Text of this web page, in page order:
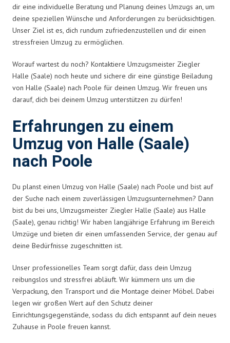
dir eine individuelle Beratung und Planung deines Umzugs an, um
deine speziellen Wünsche und Anforderungen zu berücksichtigen.
Unser Ziel ist es, dich rundum zufriedenzustellen und dir einen
stressfreien Umzug zu ermöglichen.
Worauf wartest du noch? Kontaktiere Umzugsmeister Ziegler
Halle (Saale) noch heute und sichere dir eine günstige Beiladung
von Halle (Saale) nach Poole für deinen Umzug. Wir freuen uns
darauf, dich bei deinem Umzug unterstützen zu dürfen!
Erfahrungen zu einem
Umzug von Halle (Saale)
nach Poole
Du planst einen Umzug von Halle (Saale) nach Poole und bist auf
der Suche nach einem zuverlässigen Umzugsunternehmen? Dann
bist du bei uns, Umzugsmeister Ziegler Halle (Saale) aus Halle
(Saale), genau richtig! Wir haben langjährige Erfahrung im Bereich
Umzüge und bieten dir einen umfassenden Service, der genau auf
deine Bedürfnisse zugeschnitten ist.
Unser professionelles Team sorgt dafür, dass dein Umzug
reibungslos und stressfrei abläuft. Wir kümmern uns um die
Verpackung, den Transport und die Montage deiner Möbel. Dabei
legen wir großen Wert auf den Schutz deiner
Einrichtungsgegenstände, sodass du dich entspannt auf dein neues
Zuhause in Poole freuen kannst.